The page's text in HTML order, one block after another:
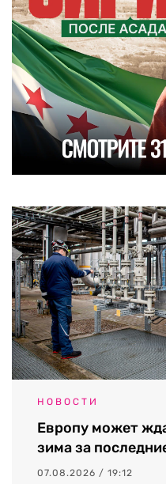
НОВОСТИ
Европу может
зима за
07.08.2026 / 19:12